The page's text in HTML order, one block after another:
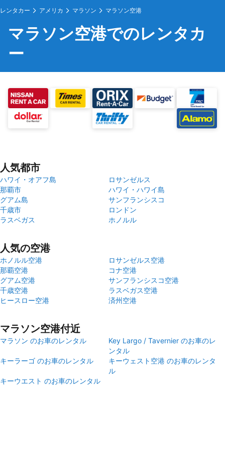
レンタカー アメリカ マラソン マラソン空港
マラソン空港でのレンタカ
ー
人気都市
ハワイ・オアフ島
ロサンゼルス
那覇市
ハワイ・ハワイ島
グアム島
サンフランシスコ
千歳市
ロンドン
ラスベガス
ホノルル
人気の空港
ホノルル空港
ロサンゼルス空港
那覇空港
コナ空港
グアム空港
サンフランシスコ空港
千歳空港
ラスベガス空港
ヒースロー空港
済州空港
マラソン空港付近
マラソン のお車のレンタル
Key Largo / Tavernier のお車のレ
ンタル
キーラーゴ‎ のお車のレンタル
キーウェスト空港 のお車のレンタ
ル
キーウエスト のお車のレンタル